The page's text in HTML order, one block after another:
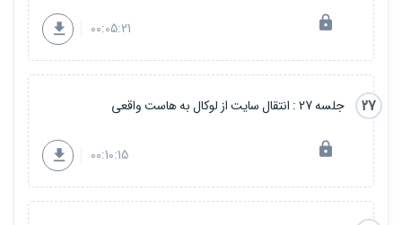
00:05:21
27 جلسه 27 : انتقال سایت از لوکال به هاست واقعی
00:10:15